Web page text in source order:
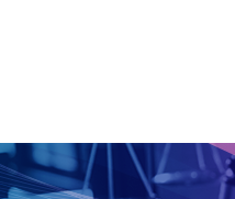
ACESSO CADASTRO
DE Nº 1 A 100 WEBMAIL